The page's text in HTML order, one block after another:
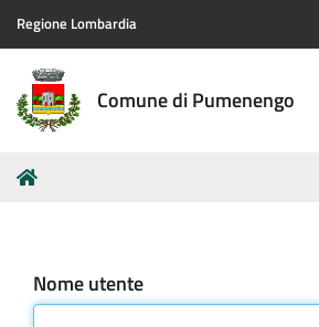
Regione Lombardia
Comune di Pumenengo
Tu
Nome utente